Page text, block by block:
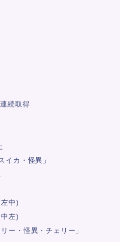
続取得
カ・怪異」
中)
左)
ー・怪異・チェリー」